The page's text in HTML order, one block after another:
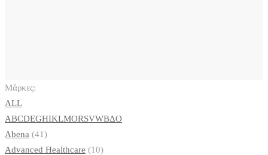
Μάρκες:
ALL
ABCDEGHIKLMORSVWΒΔΟ
Abena (41)
Advanced Healthcare (10)